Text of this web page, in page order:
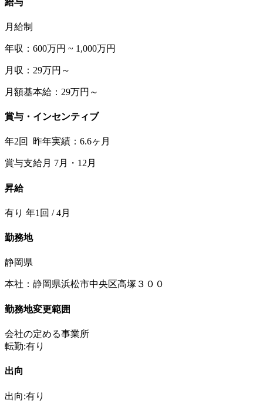
月給制
年収：600万円 ~ 1,000万円
月収：29万円～
月額基本給：29万円～
賞与・インセンティブ
年2回 昨年実績：6.6ヶ月
賞与支給月 7月・12月
昇給
有り 年1回 / 4月
勤務地
静岡県
本社：静岡県浜松市中央区高塚３００
勤務地変更範囲
会社の定める事業所
転勤:有り
出向
出向:有り